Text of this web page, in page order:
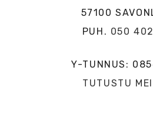
57100
PUH. 050
Y-TUNNUS:
TUTUSTU